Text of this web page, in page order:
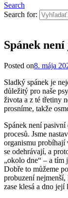
Search
Search for:
Spánek
Posted on8. mája
Sladký spánek je
důležitý pro naše
života a z té třetiny
prosníme, takže
Spánek není
procesů. Jsme
organismu probíhají
se odehrávají, a
„okolo dne“ – a tím
Dobře to můžeme
probuzení
zase klesá a dno